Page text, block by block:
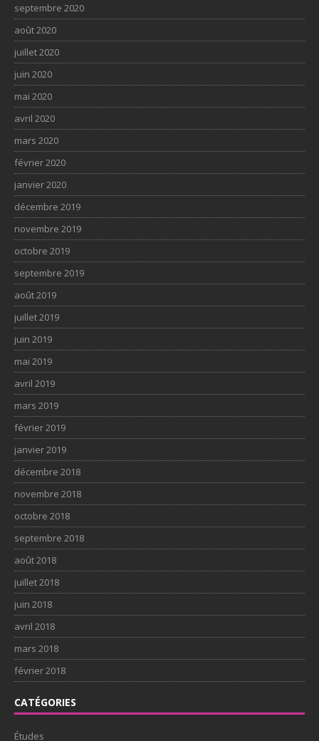
septembre 2020
août 2020
juillet 2020
juin 2020
mai 2020
avril 2020
mars 2020
février 2020
janvier 2020
décembre 2019
novembre 2019
octobre 2019
septembre 2019
août 2019
juillet 2019
juin 2019
mai 2019
avril 2019
mars 2019
février 2019
janvier 2019
décembre 2018
novembre 2018
octobre 2018
septembre 2018
août 2018
juillet 2018
juin 2018
avril 2018
mars 2018
février 2018
CATÉGORIES
Études